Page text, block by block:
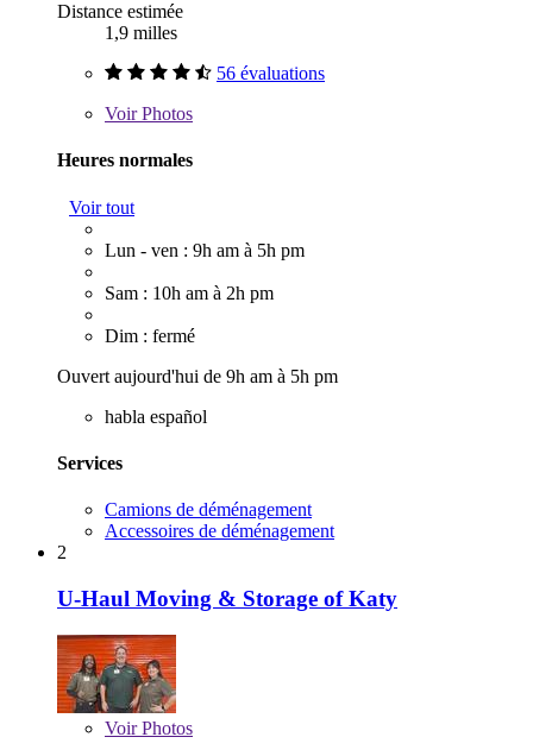
Distance estimée
1,9 milles
56 évaluations
VoirPhotos
Heures normales
Voir tout
Lun - ven : 9h am à 5h pm
Sam : 10h am à 2h pm
Dim : fermé
Ouvert aujourd'hui de 9h am à 5h pm
habla español
Services
Camions de déménagement
Accessoires de déménagement
2
U-Haul Moving & Storage of Katy
VoirPhotos